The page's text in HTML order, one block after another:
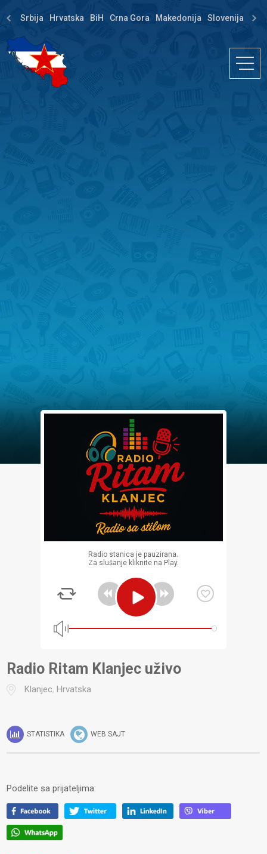
Srbija Hrvatska BiH Crna Gora Makedonija Slovenija
Radio stanica je pauzirana.
Za slušanje kliknite na Play.
Radio Ritam Klanjec uživo
Klanjec,Hrvatska
STATISTIKA WEB SAJT
Podelite sa prijateljima: